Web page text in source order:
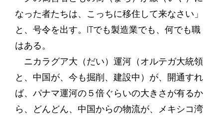
なった者たちは、こっちに移住して来なさい」
と、号令を出す。ITでも製造業でも、何でも職
はある。
ニカラグア大（だい）運河（オルテガ大統領
と、中国が、今も掘削、建設中）が、開通すれ
ば、パナマ運河の５倍ぐらいの大きさが有るか
ら、どんどん、中国からの物流が、メキシコ湾